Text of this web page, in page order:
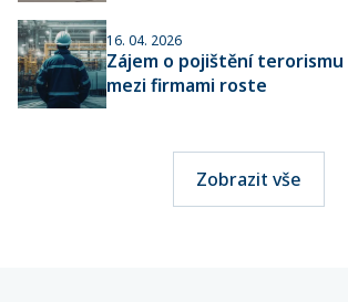
16. 04. 2026
Zájem o pojištění terorismu
mezi firmami roste
Zobrazit vše